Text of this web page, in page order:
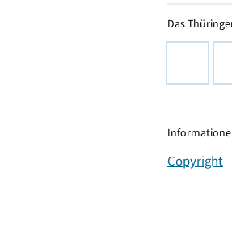
Das
Copyright